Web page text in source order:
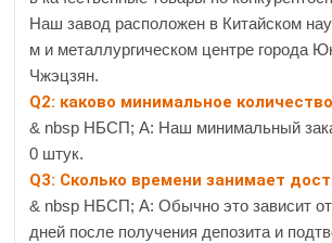
Наш завод расположен в Китайском
м и металлургическом центре города
Чжэцзян.
Q2: каково минимальное
& nbsp НБСП; A: Наш минимальный
0 штук.
Q3: Сколько времени занимает
& nbsp НБСП; А: Обычно это зависит
дней после получения депозита и